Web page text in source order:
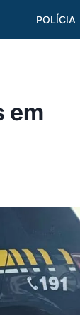
POLÍCIA
em